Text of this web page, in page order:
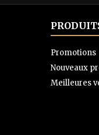
Promotions
Nouveaux
Meilleures